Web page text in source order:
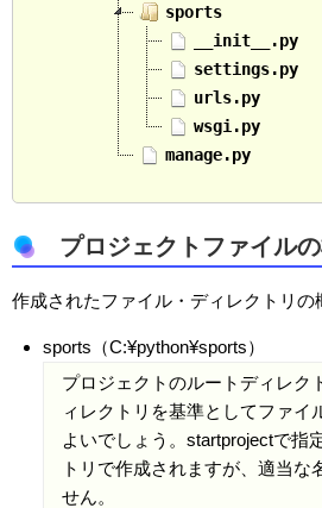
sports
__init__.py
settings.py
urls.py
wsgi.py
manage.py
プロジェクトファイル
作成されたファイル・ディレクトリの
sports（C:¥python¥sports）
プロジェクトのルートディレク
ィレクトリを基準としてファイ
よいでしょう。startprojectで指
トリで作成されますが、適当な
せん。